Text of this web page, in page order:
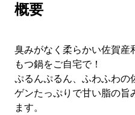
概要
臭みがなく柔らかい佐賀産
もつ鍋をご自宅で！
ぷるんぷるん、ふわふわの
ゲンたっぷりで甘い脂の旨
ます。